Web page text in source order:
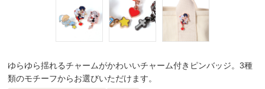
ゆらゆら揺れるチャームがかわいいチャーム付きピンバッジ。3種
類のモチーフからお選びいただけます。